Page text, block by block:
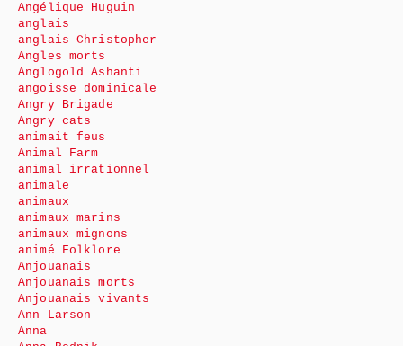
Angélique Huguin
anglais
anglais Christopher
Angles morts
Anglogold Ashanti
angoisse dominicale
Angry Brigade
Angry cats
animait feus
Animal Farm
animal irrationnel
animale
animaux
animaux marins
animaux mignons
animé Folklore
Anjouanais
Anjouanais morts
Anjouanais vivants
Ann Larson
Anna